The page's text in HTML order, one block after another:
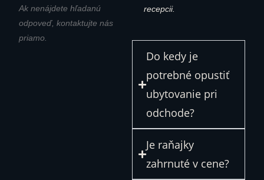
Ak nenájdete hľadanú
odpoveď, kontaktujte nás
priamo.
recepcii.
Do kedy je
potrebné opustiť
ubytovanie pri
odchode?
Je raňajky
zahrnuté v cene?